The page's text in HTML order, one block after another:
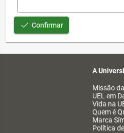
Confirmar
A
Missão
UEL em
Vida na
Quem é
Marca
Política